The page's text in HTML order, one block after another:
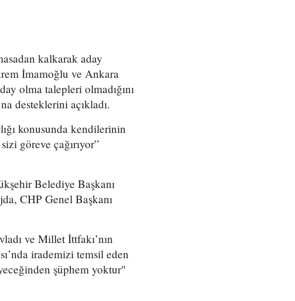
kalkarak aday
İmamoğlu ve Ankara
olma talepleri olmadığını
desteklerini açıkladı.
konusunda kendilerinin
göreve çağırıyor”
Belediye Başkanı
CHP Genel Başkanı
ve Millet İttfakı’nın
irademizi temsil eden
şüphem yoktur"